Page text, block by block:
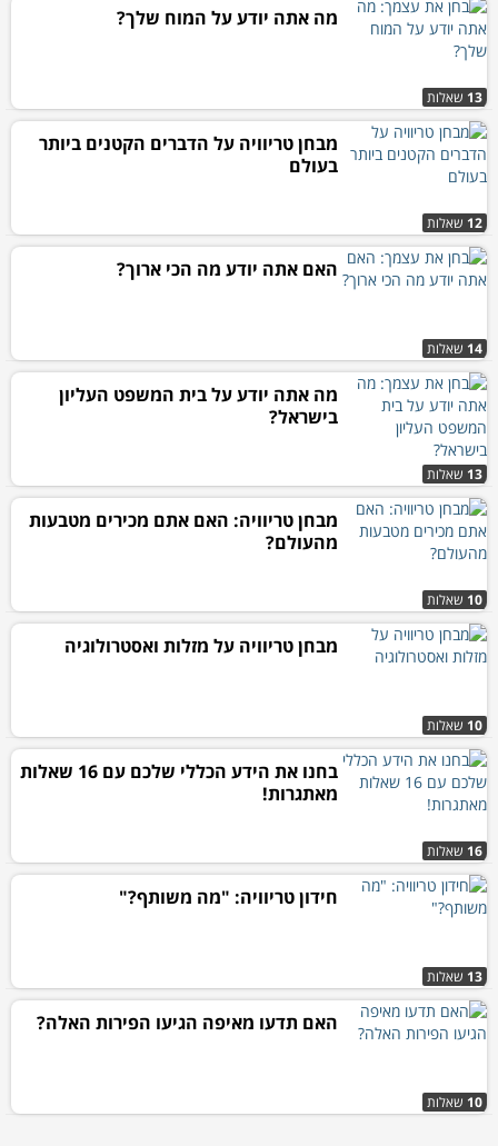
13 שאלות
מה אתה יודע על המוח שלך?
12 שאלות
מבחן טריוויה על הדברים הקטנים ביותר
בעולם
14 שאלות
האם אתה יודע מה הכי ארוך?
13 שאלות
מה אתה יודע על בית המשפט העליון
בישראל?
10 שאלות
מבחן טריוויה: האם אתם מכירים מטבעות
מהעולם?
10 שאלות
מבחן טריוויה על מזלות ואסטרולוגיה
16 שאלות
בחנו את הידע הכללי שלכם עם 16 שאלות
מאתגרות!
13 שאלות
חידון טריוויה: "מה משותף?"
10 שאלות
האם תדעו מאיפה הגיעו הפירות האלה?